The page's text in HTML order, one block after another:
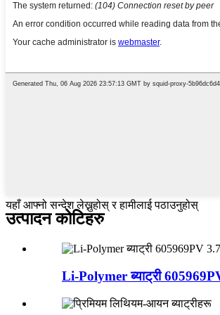
यहाँ आफ्नो सन्देश लेख्नुहोस् र हामीलाई पठाउनुहोस्
उत्पादन कोटिहरु
Li-Polymer ब्याट्री